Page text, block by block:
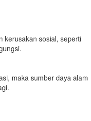
kerusakan sosial, seperti
maka sumber daya alam